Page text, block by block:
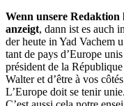
Wenn unsere Redaktion
anzeigt, dann ist es auch
der heute in Yad Vachem
tant de pays d’Europe
président de la
Walter et d’être à vos
L’Europe doit se tenir